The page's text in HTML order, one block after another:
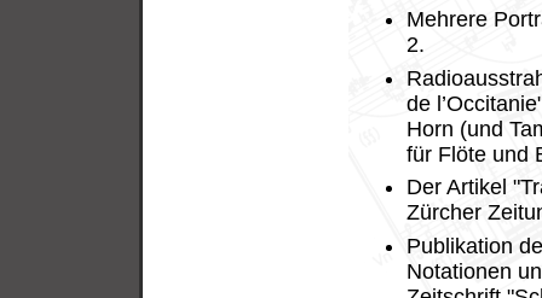
Mehrere
2.
de
Horn (und
für Flöte und
Der Artikel
Zürcher
Publikation
Notationen